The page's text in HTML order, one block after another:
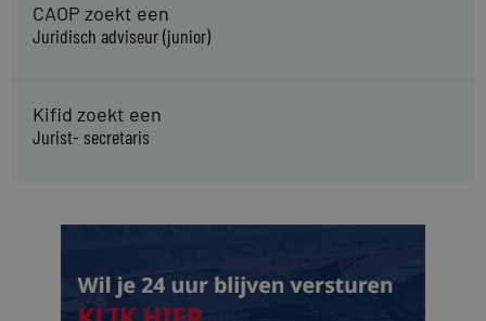
CAOP zoekt een
Juridisch adviseur (junior)
Kifid zoekt een
Jurist- secretaris